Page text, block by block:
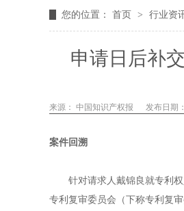
您的位置： 首页 > 行业资
申请日后补
来源： 中国知识产权报 发布日期
案件回溯
针对请求人戴锦良就专利权
专利复审委员会（下称专利复